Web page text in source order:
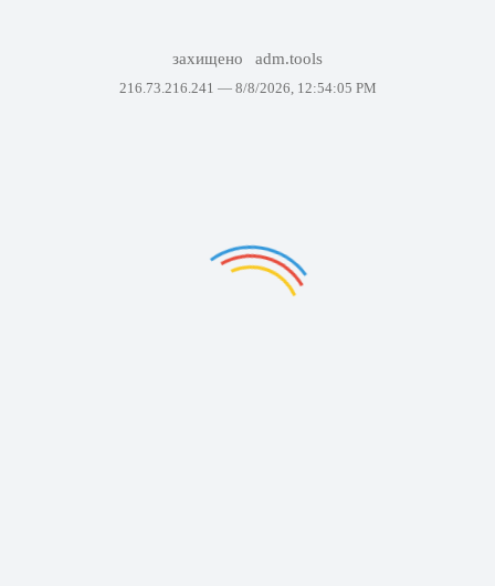
захищено adm.tools
216.73.216.241 — 8/8/2026, 12:54:05 PM